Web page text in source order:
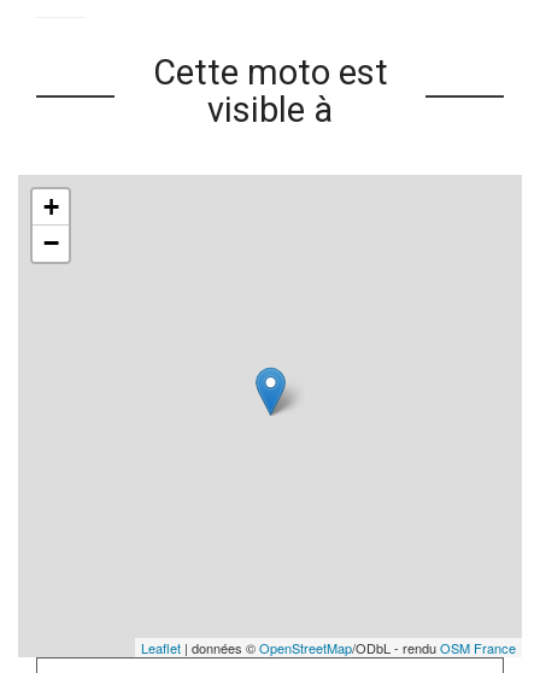
Cette moto est
visible à
+
−
Leaflet | données ©OpenStreetMap/ODbL - renduOSM France